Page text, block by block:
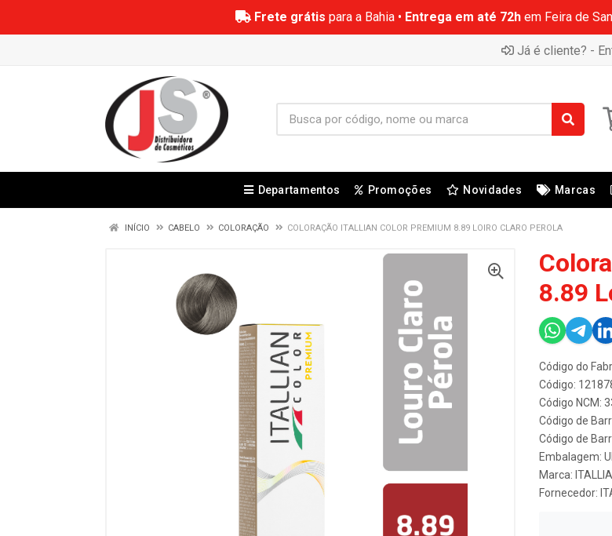
Frete grátis para a Bahia • Entrega em até 72hem Feira de
Já é cliente? -
Departamentos Promoções Novidades Marcas
INÍCIO CABELO COLORAÇÃO COLORAÇÃO ITALLIAN COLOR PREMIUM 8.89 LOIRO CLARO PEROLA
8.89
Código do
Código:
Código NCM:
Código de
Código de
Embalagem:
Marca:
Fornecedor: